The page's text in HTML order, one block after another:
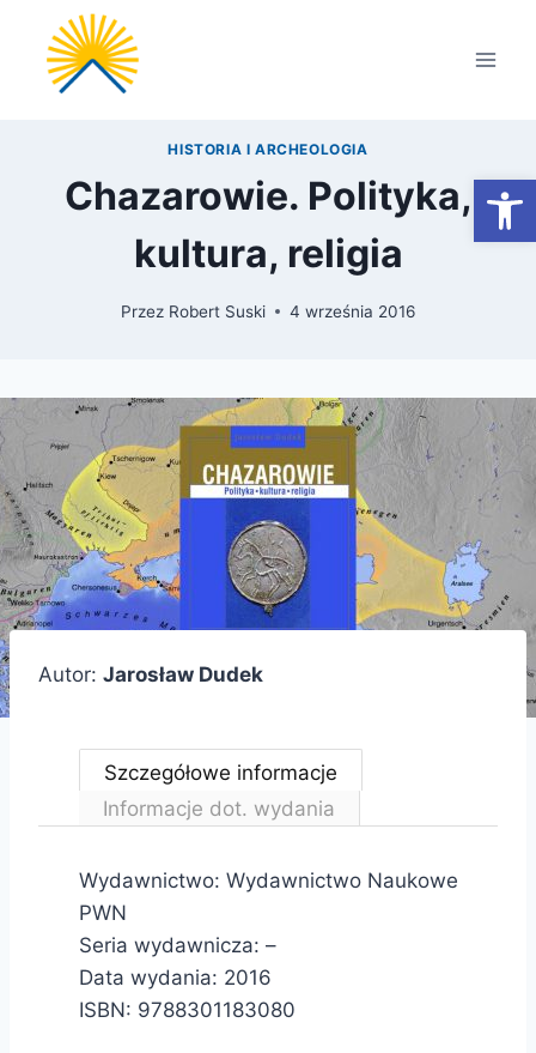
Przejdź
treści
HISTORIA I ARCHEOLOGIA
Chazarowie. Polityka,
kultura, religia
Przez Robert Suski 4 września 2016
Autor: Jarosław Dudek
Szczegółowe informacje
Informacje dot. wydania
Wydawnictwo: Wydawnictwo Naukowe
PWN
Seria wydawnicza: –
Data wydania: 2016
ISBN: 9788301183080